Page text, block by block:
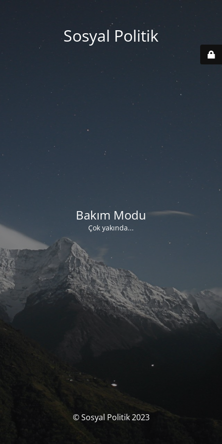
Sosyal Politik
Bakım Modu
Çok yakında...
© Sosyal Politik 2023